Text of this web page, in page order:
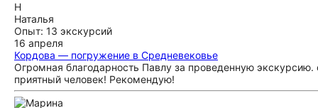
Н
Наталья
Опыт: 13 экскурсий
16 апреля
Кордова — погружение в Средневековье
Огромная благодарность Павлу за проведенную экскурсию.
приятный человек! Рекомендую!